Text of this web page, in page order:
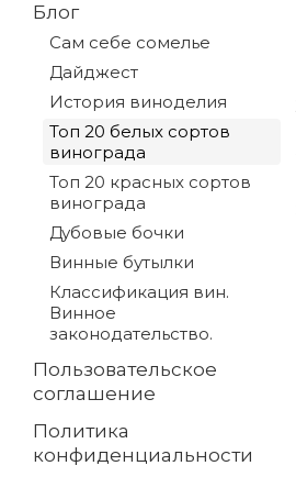
Блог
Сам себе сомелье
Дайджест
История виноделия
Топ 20 белых сортов
винограда
Топ 20 красных сортов
винограда
Дубовые бочки
Винные бутылки
Классификация вин.
Винное
законодательство.
Пользовательское
соглашение
Политика
конфиденциальности